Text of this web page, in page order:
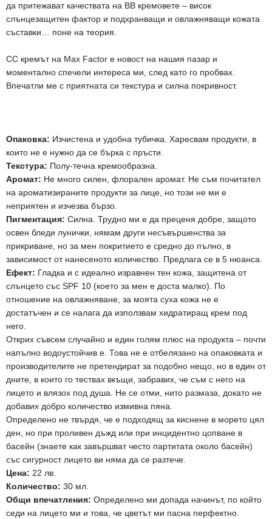
да притежават качествата на ВВ кремовете – висок
слънцезащитен фактор и подхранващи и овлажняващи кожата
съставки… поне на теория.
СС кремът на Max Factor е новост на нашия пазар и
моментално спечели интереса ми, след като го пробвах.
Впечатли ме с приятната си текстура и силна покривност.
Опаковка: Изчистена и удобна тубичка. Харесвам продукти, в
които не е нужно да се бърка с пръсти.
Текстура: Полу-течна кремообразна.
Аромат: Не много силен, флорален аромат. Не съм почитател
на ароматизираните продукти за лице, но този не ми е
неприятен и изчезва бързо.
Пигментация: Силна. Трудно ми е да преценя добре, защото
освен бледи лунички, нямам други несъвършенства за
прикриване, но за мен покритието е средно до пълно, в
зависимост от нанесеното количество. Предлага се в 5 нюанса.
Ефект: Гладка и с идеално изравнен тен кожа, защитена от
слънцето със SPF 10 (което за мен е доста малко). По
отношение на овлажняване, за моята суха кожа не е
достатъчен и се налага да използвам хидратиращ крем под
него.
Открих съвсем случайно и един голям плюс на продукта – почти
напълно водоустойчив е. Това не е отбелязано на опаковката и
производителите не претендират за подобно нещо, но в един от
дните, в които го тествах вкъщи, забравих, че съм с него на
лицето и влязох под душа. Не се отми, нито размаза, докато не
добавих добро количество измивна пяна.
Определено не твърдя, че е подходящ за киснене в морето цял
ден, но при проливен дъжд или при инцидентно цопване в
басейн (знаете как завършват често партитата около басейн)
със сигурност лицето ви няма да се разтече.
Цена: 22 лв.
Количество: 30 мл.
Общи впечатления: Определено ми допада начинът, по който
седи на лицето ми и това, че цветът ми пасна перфектно.